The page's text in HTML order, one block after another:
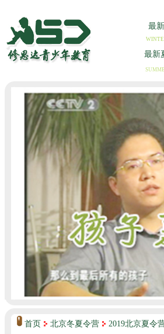
首页 北京冬夏令营 2019北京夏令